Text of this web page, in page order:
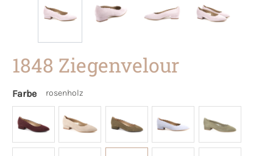
1848 Ziegenvelour
Farbe rosenholz